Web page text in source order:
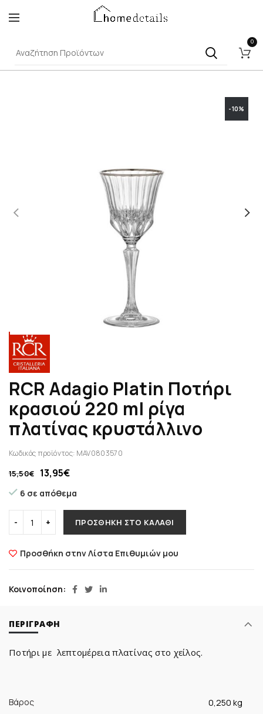
0
-10%
RCR Adagio Platin Ποτήρι
κρασιού 220 ml ρίγα
πλατίνας κρυστάλλινο
Κωδικός προϊόντος: MAV0803570
15,50€ 13,95€
6 σε απόθεμα
ΠΡΟΣΘΉΚΗ ΣΤΟ ΚΑΛΆΘΙ
Προσθήκη στην Λίστα Επιθυμιών μου
Κοινοποίηση
ΠΕΡΙΓΡΑΦΉ
Ποτήρι με λεπτομέρεια πλατίνας στο χείλος.
Βάρος 0,250 kg